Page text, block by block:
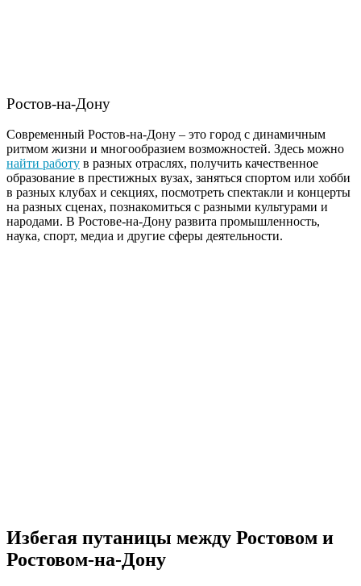
Ростов-на-Дону
Современный Ростов-на-Дону – это город с динамичным
ритмом жизни и многообразием возможностей. Здесь можно
найти работу в разных отраслях, получить качественное
образование в престижных вузах, заняться спортом или хобби
в разных клубах и секциях, посмотреть спектакли и концерты
на разных сценах, познакомиться с разными культурами и
народами. В Ростове-на-Дону развита промышленность,
наука, спорт, медиа и другие сферы деятельности.
Избегая путаницы между Ростовом и
Ростовом-на-Дону